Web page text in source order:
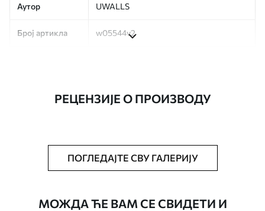
Аутор UWALLS
Број артикла w05544v2
Тапета се може нежно очистити меким
сунђером. Позадине са завршном
водом.
РЕЦЕНЗИЈЕ О ПРОИЗВОДУ
ПОГЛЕДАЈТЕ СВУ ГАЛЕРИЈУ
МОЖДА ЋЕ ВАМ СЕ СВИДЕТИ И